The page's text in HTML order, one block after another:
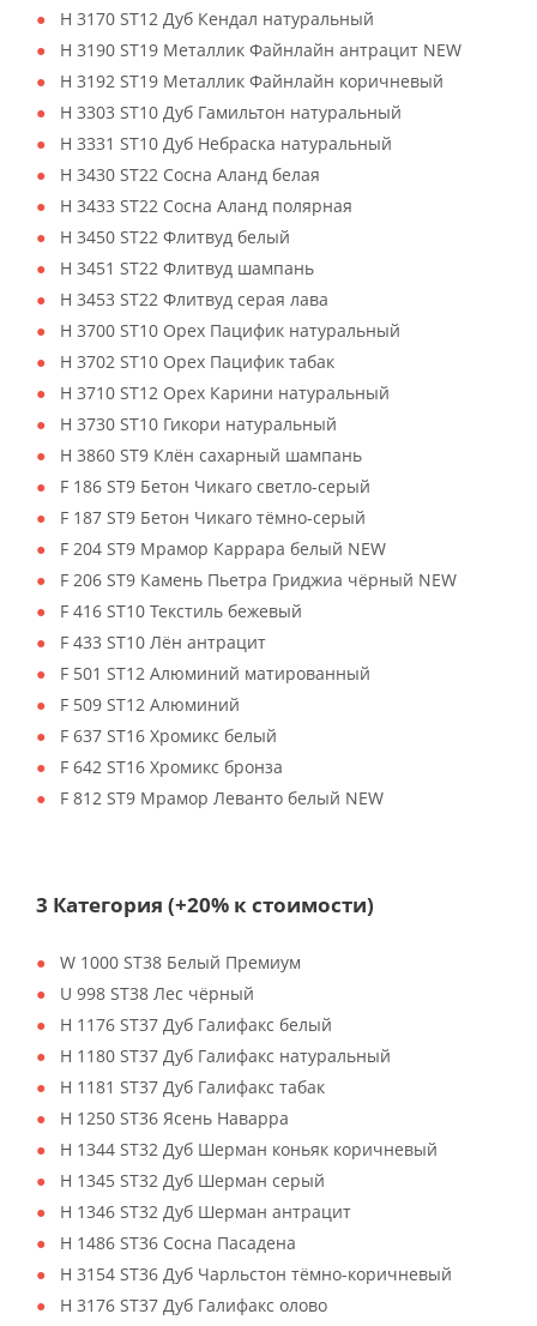
H 3170 ST12 Дуб Кендал натуральный
H 3190 ST19 Металлик Файнлайн антрацит NEW
H 3192 ST19 Металлик Файнлайн коричневый
H 3303 ST10 Дуб Гамильтон натуральный
H 3331 ST10 Дуб Небраска натуральный
H 3430 ST22 Сосна Аланд белая
H 3433 ST22 Сосна Аланд полярная
H 3450 ST22 Флитвуд белый
H 3451 ST22 Флитвуд шампань
H 3453 ST22 Флитвуд серая лава
H 3700 ST10 Орех Пацифик натуральный
H 3702 ST10 Орех Пацифик табак
H 3710 ST12 Орех Карини натуральный
H 3730 ST10 Гикори натуральный
H 3860 ST9 Клён сахарный шампань
F 186 ST9 Бетон Чикаго светло-серый
F 187 ST9 Бетон Чикаго тёмно-серый
F 204 ST9 Мрамор Каррара белый NEW
F 206 ST9 Камень Пьетра Гриджиа чёрный NEW
F 416 ST10 Текстиль бежевый
F 433 ST10 Лён антрацит
F 501 ST12 Алюминий матированный
F 509 ST12 Алюминий
F 637 ST16 Хромикс белый
F 642 ST16 Хромикс бронза
F 812 ST9 Мрамор Леванто белый NEW
3 Категория (+20% к стоимости)
W 1000 ST38 Белый Премиум
U 998 ST38 Лес чёрный
H 1176 ST37 Дуб Галифакс белый
H 1180 ST37 Дуб Галифакс натуральный
H 1181 ST37 Дуб Галифакс табак
H 1250 ST36 Ясень Наварра
H 1344 ST32 Дуб Шерман коньяк коричневый
H 1345 ST32 Дуб Шерман серый
H 1346 ST32 Дуб Шерман антрацит
H 1486 ST36 Сосна Пасадена
H 3154 ST36 Дуб Чарльстон тёмно-коричневый
H 3176 ST37 Дуб Галифакс олово